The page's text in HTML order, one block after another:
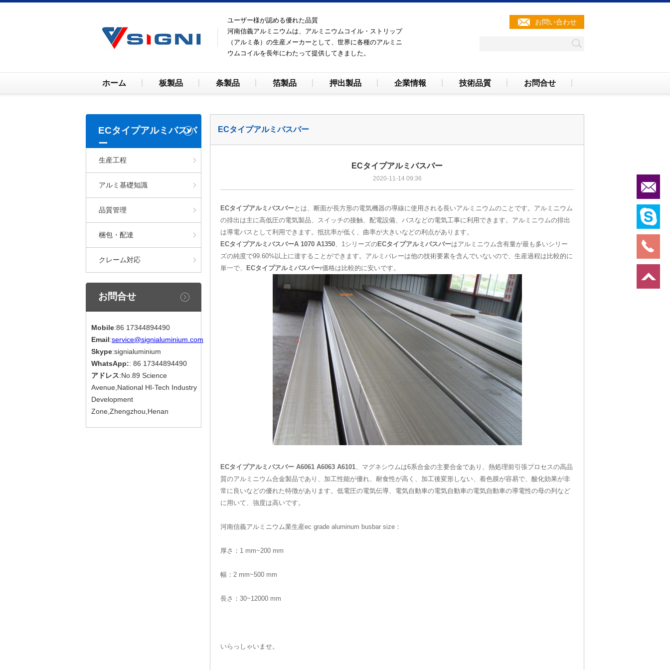
ユーザー様が認める優れた品質
河南信義アルミニウムは、アルミニウムコイル・ストリップ
（アルミ条）の生産メーカーとして、世界に各種のアルミニ
ウムコイルを長年にわたって提供してきました。
お問い合わせ
ホーム 板製品 条製品 箔製品 押出製品 企業情報 技術品質 お問合せ
ECタイプアルミバスバ
ー
生産工程
アルミ基礎知識
品質管理
梱包・配達
クレーム対応
お問合せ
Mobile:86 17344894490
Email:service@signialuminium.com
Skype:signialuminium
WhatsApp:: 86 17344894490
アドレス:No.89 Science
Avenue,National HI-Tech Industry
Development
Zone,Zhengzhou,Henan
ECタイプアルミバスバー
ECタイプアルミバスバー
2020-11-14 09:36
ECタイプアルミバスバーとは、断面が長方形の電気機器の導線に使用される長いアルミニウムのことです。アルミニウム
の排出は主に高低圧の電気製品、スイッチの接触、配電設備、バスなどの電気工事に利用できます。アルミニウムの排出
は導電バスとして利用できます。抵抗率が低く、曲率が大きいなどの利点があります。
ECタイプアルミバスバーA 1070 A1350、1シリーズのECタイプアルミバスバーはアルミニウム含有量が最も多いシリー
ズの純度で99.60%以上に達することができます。アルミバレーは他の技術要素を含んでいないので、生産過程は比較的に
単一で、
ECタイプアルミバスバーr価格は比較的に安いです。
ECタイプアルミバスバー A6061 A6063 A6101、マグネシウムは6系合金の主要合金であり、熱処理前引張プロセスの高品
質のアルミニウム合金製品であり、加工性能が優れ、耐食性が高く、加工後変形しない、着色膜が容易で、酸化効果が非
常に良いなどの優れた特徴があります。低電圧の電気伝導、電気自動車の電気自動車の電気自動車の導電性の母の列など
に用いて、強度は高いです。
河南信義アルミニウム業生産ec grade aluminum busbar size：
厚さ：1 mm~200 mm
幅：2 mm~500 mm
長さ：30~12000 mm
いらっしゃいませ。